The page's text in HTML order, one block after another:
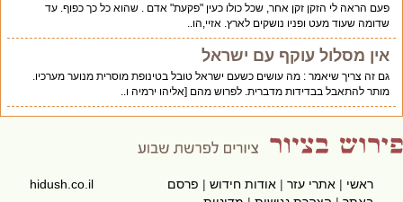
פעם הראה לי הזקן זקן אחר, שכל כולו כעין "פקעת" אדם . שהוא כל כך כפוף. עד
שדומה שעוד מעט ופניו נושקים לארץ. אזיי,הו..
אין מסלול עוקף עם ישראל
גם זה צריך שיאמר : מה עושים כשעם ישראל טובל בטינופת מוסרית מנוער מערכיו.
מותר להתאבל בבדידות מדברית. לפרוש מהם [אליהו ירמיה ו..
ראשי|אתרי עזר|אודות חידוש|פרסם
hidush.co.il